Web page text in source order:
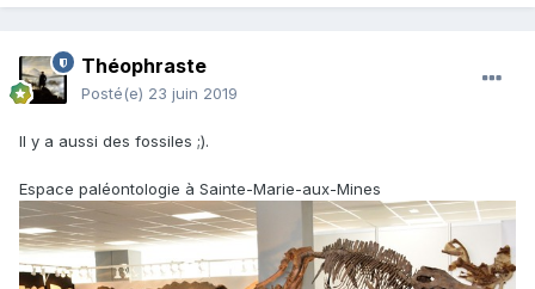
Théophraste
Posté(e) 23 juin 2019
Il y a aussi des fossiles ;).
Espace paléontologie à Sainte-Marie-aux-Mines